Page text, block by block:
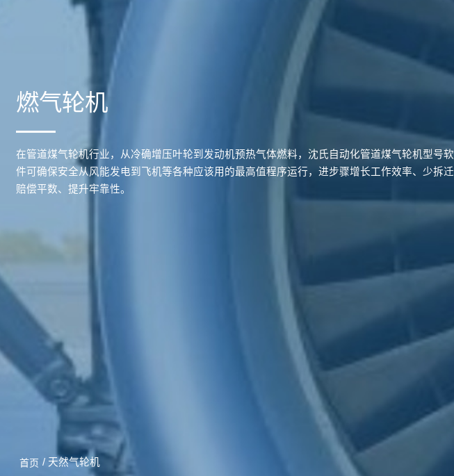
燃气轮机
在管道煤气轮机行业，从冷确增压叶轮到发动机预热气体燃料，沈氏自动化管道煤气轮机型号软
件可确保安全从风能发电到飞机等各种应该用的最高值程序运行，进步骤增长工作效率、少拆迁
赔偿平数、提升牢靠性。
首页 / 天然气轮机